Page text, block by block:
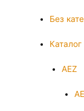
Без
AEZ